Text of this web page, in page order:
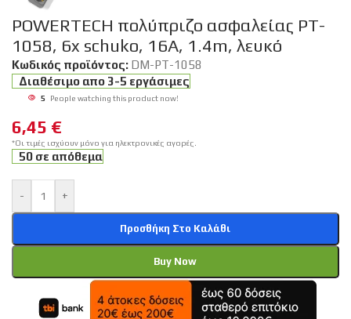
POWERTECH πολύπριζο ασφαλείας PT-
1058, 6x schuko, 16A, 1.4m, λευκό
Κωδικός προϊόντος: DM-PT-1058
Διαθέσιμο απο 3-5 εργάσιμες
5 People watching this product now!
6,45 €
*Οι τιμές ισχύουν μόνο για ηλεκτρονικές αγορές.
50 σε απόθεμα
- +
Προσθήκη Στο Καλάθι
Buy Now